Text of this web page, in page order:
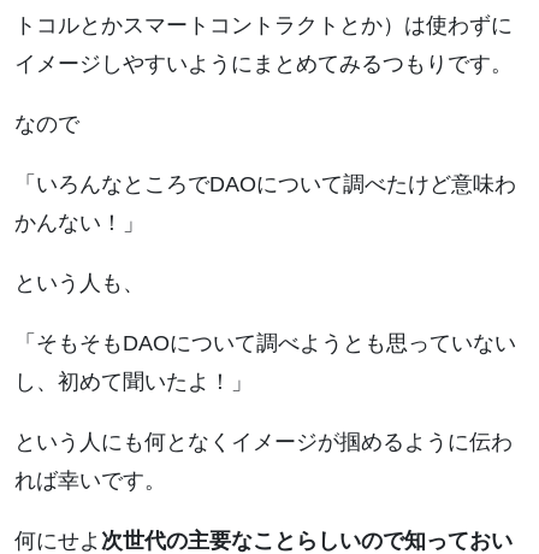
トコルとかスマートコントラクトとか）は使わずに
イメージしやすいようにまとめてみるつもりです。
なので
「いろんなところでDAOについて調べたけど意味わ
かんない！」
という人も、
「そもそもDAOについて調べようとも思っていない
し、初めて聞いたよ！」
という人にも何となくイメージが掴めるように伝わ
れば幸いです。
何にせよ 次世代の主要なことらしいので知っておい